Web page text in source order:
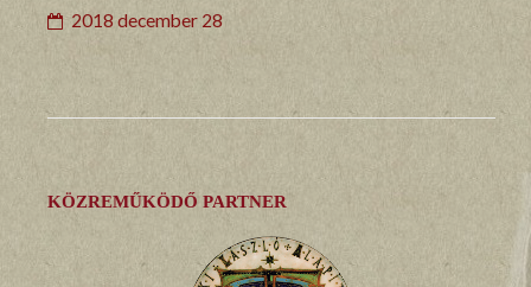
2018 december 28
KÖZREMŰKÖDŐ PARTNER